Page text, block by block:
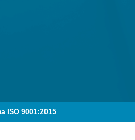
ISO 9001:2015